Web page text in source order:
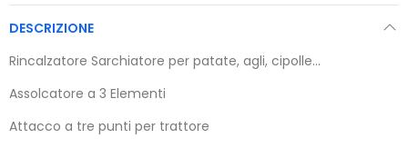
DESCRIZIONE
Rincalzatore Sarchiatore per patate, agli, cipolle...
Assolcatore a 3 Elementi
Attacco a tre punti per trattore